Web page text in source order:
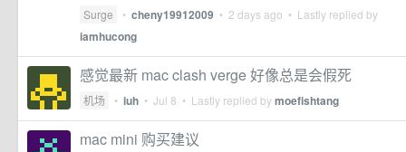
Surge • cheny19912009 • 2 days ago • Lastly replied by
iamhucong
感觉最新 mac clash verge 好像总是会假死
机场 • iuh • Jul 8 • Lastly replied bymoefishtang
mac mini 购买建议